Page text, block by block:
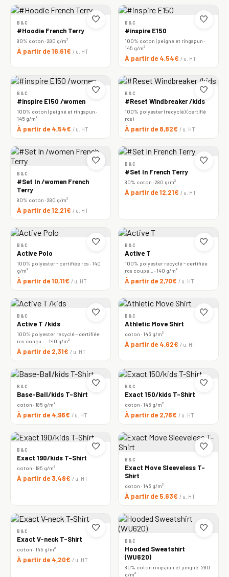
🤍
B&C
#Hoodie French Terry
80% coton · 280 g/m²
À partir de 16,61€ / u. HT
🤍
B&C
#inspire E150
100% coton (peigné et ringspun ·
145 g/m²
À partir de 4,54€ / u. HT
🤍
B&C
#inspire E150 /women
100% coton (peigné et ringspun ·
145 g/m²
À partir de 4,54€ / u. HT
🤍
B&C
#Reset Windbreaker /kids
100% polyester (recyclé) (certifié
rcs)
À partir de 8,82€ / u. HT
🤍
B&C
#Set In /women French
Terry
80% coton · 280 g/m²
À partir de 12,21€ / u. HT
🤍
B&C
#Set In French Terry
80% coton · 280 g/m²
À partir de 12,21€ / u. HT
🤍
B&C
Active Polo
100% polyester - certifiée rcs · 140
g/m²
À partir de 10,11€ / u. HT
🤍
B&C
Active T
100% polyester recyclé - certifiée
rcs coupe… · 140 g/m²
À partir de 2,70€ / u. HT
🤍
B&C
Active T /kids
100% polyester recyclé - certifiée
rcs conçu… · 140 g/m²
À partir de 2,31€ / u. HT
🤍
B&C
Athletic Move Shirt
coton · 145 g/m²
À partir de 4,62€ / u. HT
🤍
B&C
Base-Ball/kids T-Shirt
coton · 185 g/m²
À partir de 4,96€ / u. HT
🤍
B&C
Exact 150/kids T-Shirt
coton · 145 g/m²
À partir de 2,76€ / u. HT
🤍
B&C
Exact 190/kids T-Shirt
coton · 185 g/m²
À partir de 3,48€ / u. HT
🤍
B&C
Exact Move Sleeveless T-
Shirt
coton · 145 g/m²
À partir de 5,63€ / u. HT
🤍
B&C
Exact V-neck T-Shirt
coton · 145 g/m²
À partir de 4,20€ / u. HT
🤍
B&C
Hooded Sweatshirt
(WU620)
80% coton ringspun et peigné · 280
g/m²